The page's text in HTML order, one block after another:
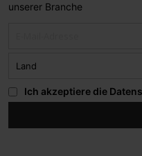
unserer Branche
Ich akzeptiere die